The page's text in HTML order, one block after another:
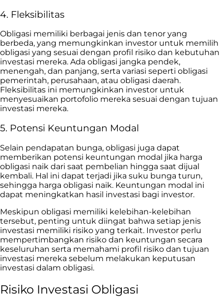
4. Fleksibilitas
Obligasi memiliki berbagai jenis dan tenor yang
berbeda, yang memungkinkan investor untuk memilih
obligasi yang sesuai dengan profil risiko dan kebutuhan
investasi mereka. Ada obligasi jangka pendek,
menengah, dan panjang, serta variasi seperti obligasi
pemerintah, perusahaan, atau obligasi daerah.
Fleksibilitas ini memungkinkan investor untuk
menyesuaikan portofolio mereka sesuai dengan tujuan
investasi mereka.
5. Potensi Keuntungan Modal
Selain pendapatan bunga, obligasi juga dapat
memberikan potensi keuntungan modal jika harga
obligasi naik dari saat pembelian hingga saat dijual
kembali. Hal ini dapat terjadi jika suku bunga turun,
sehingga harga obligasi naik. Keuntungan modal ini
dapat meningkatkan hasil investasi bagi investor.
Meskipun obligasi memiliki kelebihan-kelebihan
tersebut, penting untuk diingat bahwa setiap jenis
investasi memiliki risiko yang terkait. Investor perlu
mempertimbangkan risiko dan keuntungan secara
keseluruhan serta memahami profil risiko dan tujuan
investasi mereka sebelum melakukan keputusan
investasi dalam obligasi.
Risiko Investasi Obligasi